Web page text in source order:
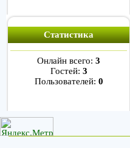
Статистика
Онлайн всего: 3
Гостей: 3
Пользователей: 0